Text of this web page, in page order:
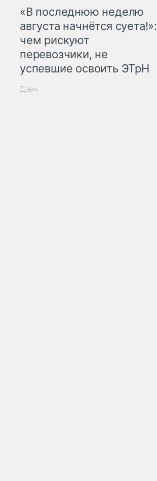
«В последнюю неделю
августа начнётся суета!»:
чем рискуют
перевозчики, не
успевшие освоить ЭТрН
Дзен